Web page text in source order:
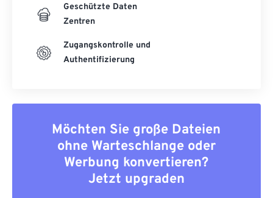
Geschützte Daten
Zentren
Zugangskontrolle und
Authentifizierung
Möchten Sie große Dateien
ohne Warteschlange oder
Werbung konvertieren?
Jetzt upgraden